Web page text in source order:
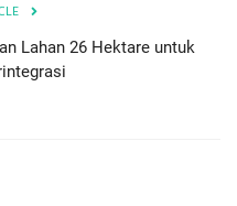
Lahan 26 Hektare untuk